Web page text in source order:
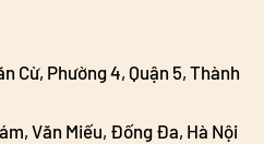
Cừ, Phường 4, Quận 5, Thành
Văn Miếu, Đống Đa, Hà Nội